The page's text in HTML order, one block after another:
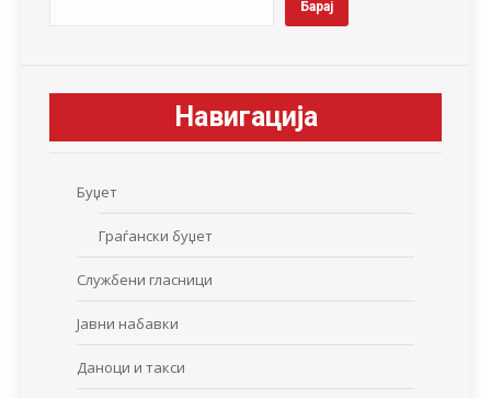
Барај
Навигација
Буџет
Граѓански буџет
Службени гласници
Јавни набавки
Даноци и такси